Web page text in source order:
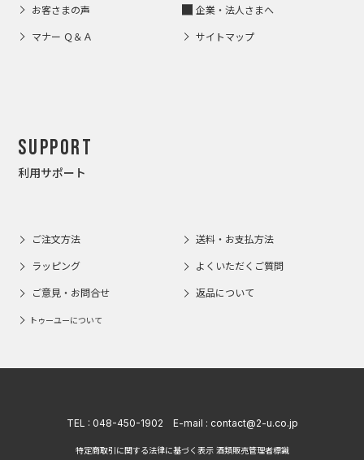
お客さまの声 企業・法人さまへ
マナー Ｑ＆Ａ サイトマップ
Support
利用サポート
ご注文方法 送料・お支払方法
ラッピング よくいただくご質問
ご意見・お問合せ 返品について
トゥーユーについて
TEL : 048-450-1902 E-mail : contact@2-u.co.jp
特定商取引に関する法律に基づく表示 酒類販売管理者標識